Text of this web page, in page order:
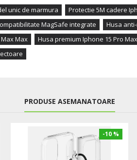
unic de marmura Protectie 5M cadere
MagSafe integrate Husa
Max Husa premium Iphone 15 Pro
PRODUSE ASEMANATOARE
-10 %